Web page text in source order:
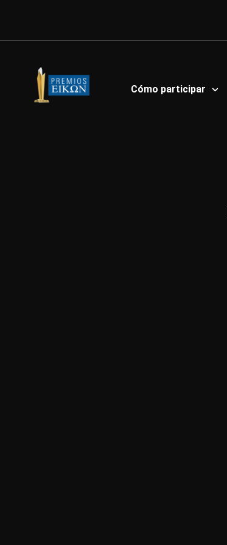
contenido
Cómo participar